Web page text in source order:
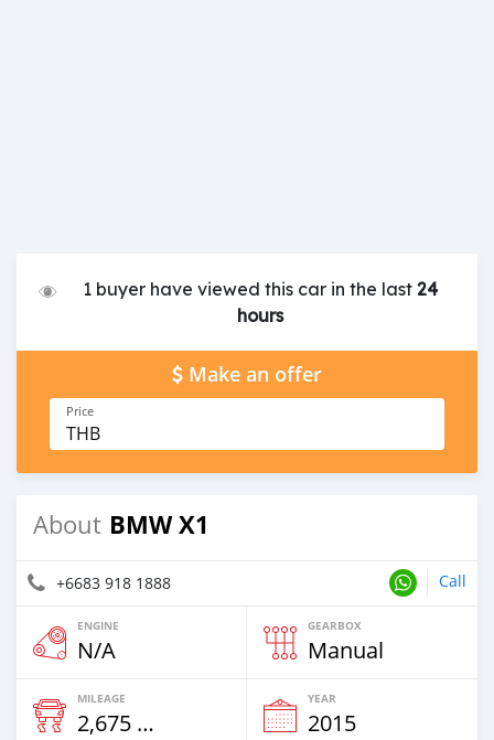
1 buyer have viewed this car in the last24
hours
Make an offer
Price
THB
About BMW X1
+6683 918 1888 Call
ENGINE
N/A
GEARBOX
Manual
MILEAGE
2,675 Km
YEAR
2015